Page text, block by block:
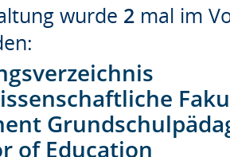
wurde 2 mal im
of Education